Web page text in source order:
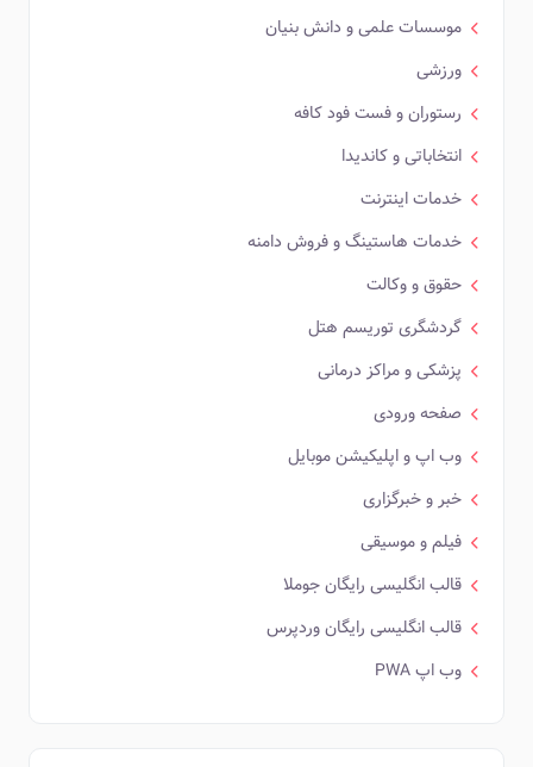
موسسات علمی و دانش بنیان
ورزشی
رستوران و فست فود کافه
انتخاباتی و کاندیدا
خدمات اینترنت
خدمات هاستینگ و فروش دامنه
حقوق و وکالت
گردشگری توریسم هتل
پزشکی و مراکز درمانی
صفحه ورودی
وب اپ و اپلیکیشن موبایل
خبر و خبرگزاری
فیلم و موسیقی
قالب انگلیسی رایگان جوملا
قالب انگلیسی رایگان وردپرس
وب اپ PWA